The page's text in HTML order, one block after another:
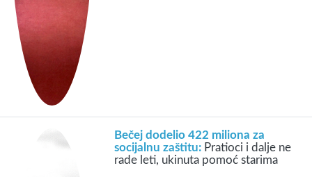
Bečej dodelio 422 miliona za
socijalnu zaštitu: Pratioci i dalje ne
rade leti, ukinuta pomoć starima